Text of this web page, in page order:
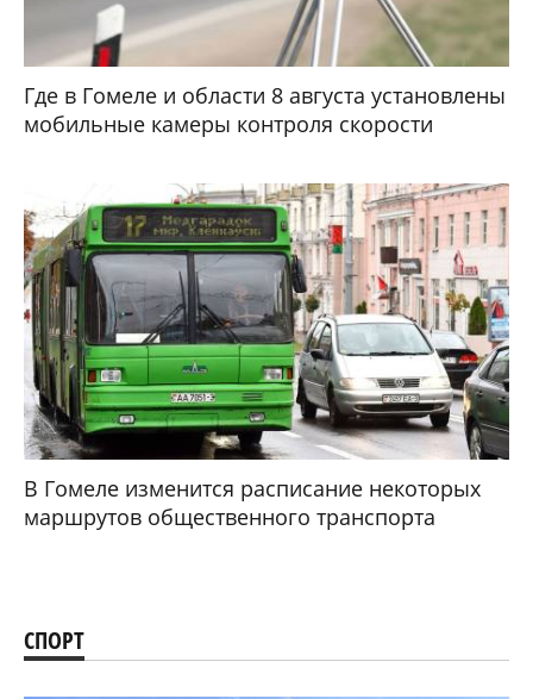
Где в Гомеле и области 8 августа установлены
мобильные камеры контроля скорости
В Гомеле изменится расписание некоторых
маршрутов общественного транспорта
СПОРТ